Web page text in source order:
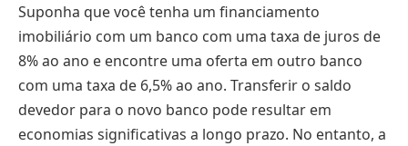
Suponha que você tenha um financiamento
imobiliário com um banco com uma taxa de juros de
8% ao ano e encontre uma oferta em outro banco
com uma taxa de 6,5% ao ano. Transferir o saldo
devedor para o novo banco pode resultar em
economias significativas a longo prazo. No entanto, a